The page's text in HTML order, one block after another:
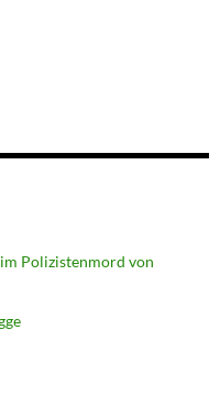
Polizistenmord von